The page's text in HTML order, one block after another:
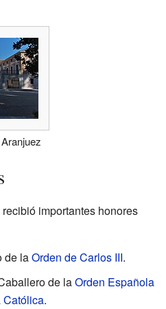
importantes honores
de laOrden de Carlos III.
de laOrden Española
Católica.